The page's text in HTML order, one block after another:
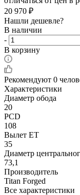
20 970 ₽
Нашли дешевле?
В наличии
-
В корзину
Рекомендуют 0
Характеристики
Диаметр обода
20
PCD
108
Вылет ET
35
Диаметр
73,1
Производитель
Titan Forged
Все характеристики